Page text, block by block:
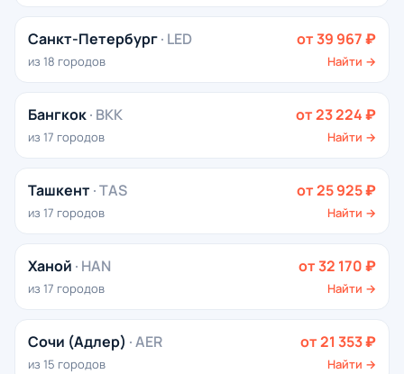
Санкт-Петербург· LED
из 18 городов
от 39 967 ₽
Найти →
Бангкок· BKK
из 17 городов
от 23 224 ₽
Найти →
Ташкент· TAS
из 17 городов
от 25 925 ₽
Найти →
Ханой · HAN
из 17 городов
от 32 170 ₽
Найти →
Сочи (Адлер) · AER
из 15 городов
от 21 353 ₽
Найти →